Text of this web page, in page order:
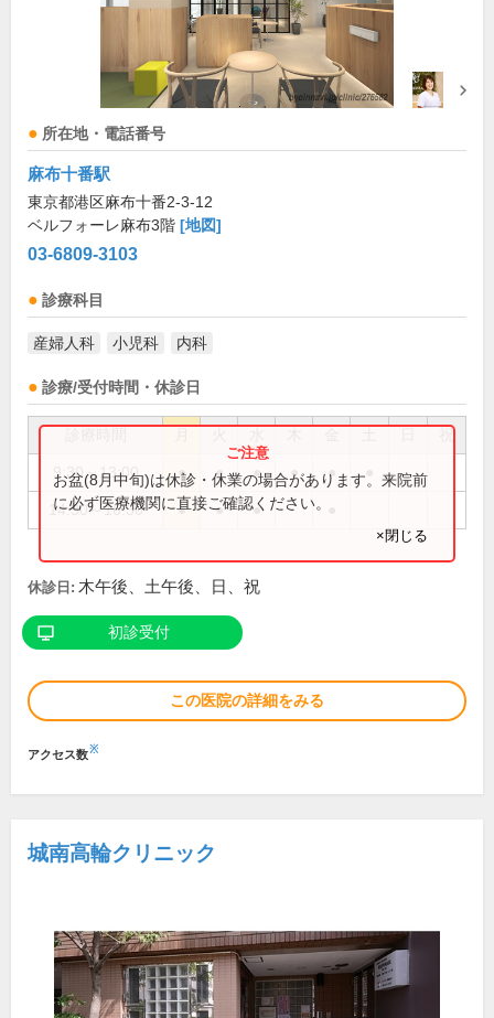
所在地・電話番号
麻布十番駅
東京都港区麻布十番2-3-12
ベルフォーレ麻布3階 [地図]
03-6809-3103
診療科目
産婦人科 小児科 内科
診療/受付時間・休診日
祝
9:30～13:00 ● ● ● ● ●
14:30～16:30 ● ● ●
お盆(8月中旬)は休診・休業の場合があります。来院前
に必ず医療機関に直接ご確認ください。
×閉じる
休診日: 木午後、土午後、日、祝
初診受付
この医院の詳細をみる
アクセス数※
城南高輪クリニック